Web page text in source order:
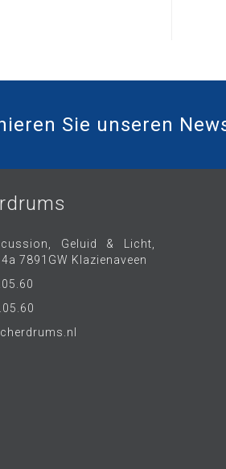
Sie unseren
Geluid & Licht,
7891GW Klazienaveen